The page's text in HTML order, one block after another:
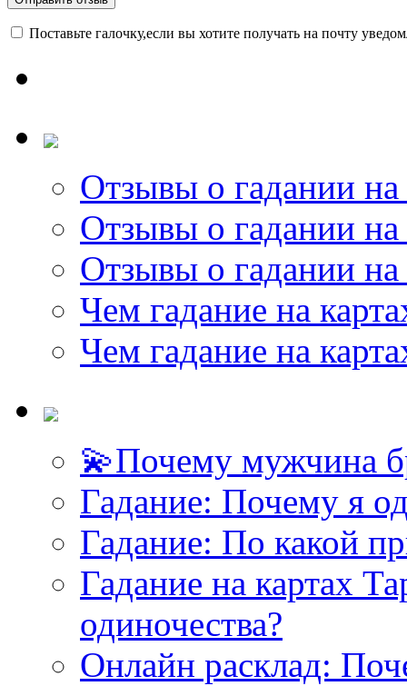
Поставьте галочку,если вы хотите получать на почту
Отзывы о гадании на
Отзывы о гадании на
Отзывы о гадании на
Чем гадание на
Чем гадание на
💫Почему мужчина
Гадание: Почему я
Гадание: По какой
Гадание на картах
одиночества?
Онлайн расклад: